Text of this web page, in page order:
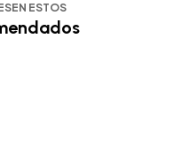
ESTOS